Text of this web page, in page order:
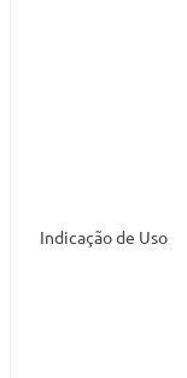
Indicação de Uso